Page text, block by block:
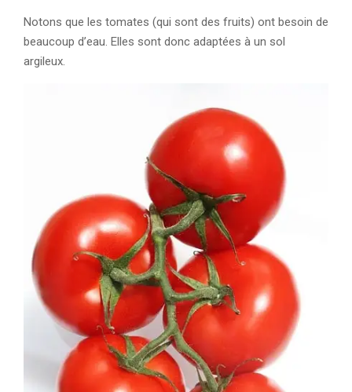
Notons que les tomates (qui sont des fruits) ont besoin de
beaucoup d’eau. Elles sont donc adaptées à un sol
argileux.